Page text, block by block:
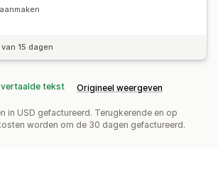
15 dagen
tekst Origineel weergeven
in USD gefactureerd. Terugkerende en op
worden om de 30 dagen gefactureerd.